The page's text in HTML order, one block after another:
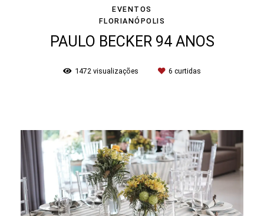
EVENTOS
FLORIANÓPOLIS
PAULO BECKER 94 ANOS
1472 visualizações 6 curtidas